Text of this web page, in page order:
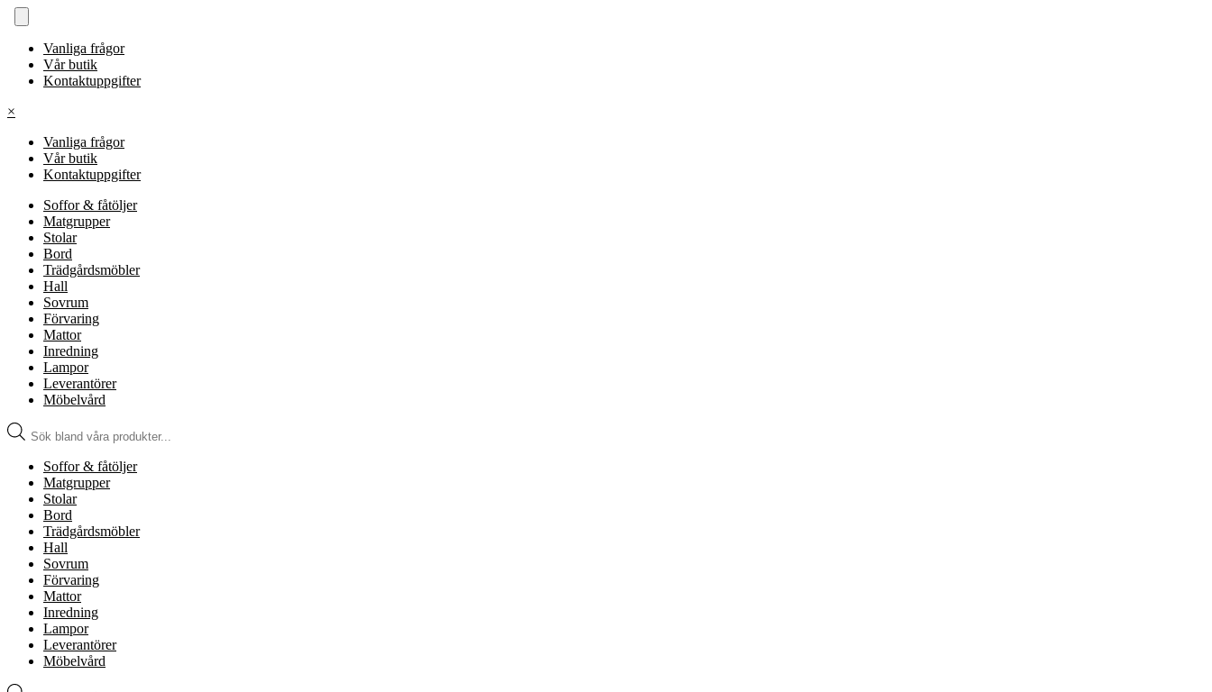
Vanliga frågor
Vår butik
Kontaktuppgifter
×
Vanliga frågor
Vår butik
Kontaktuppgifter
Soffor & fåtöljer
Matgrupper
Stolar
Bord
Trädgårdsmöbler
Hall
Sovrum
Förvaring
Mattor
Inredning
Lampor
Leverantörer
Möbelvård
Produktsökning
Soffor & fåtöljer
Matgrupper
Stolar
Bord
Trädgårdsmöbler
Hall
Sovrum
Förvaring
Mattor
Inredning
Lampor
Leverantörer
Möbelvård